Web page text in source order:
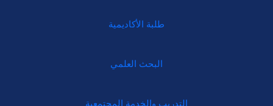
طلبة الأكاديمية
البحث العلمي